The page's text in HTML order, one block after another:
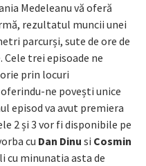
Medeleanu vă oferă
rezultatul muncii unei
parcurși, sute de ore de
trei episoade ne
prin locuri
ne povești unice
episod va avut premiera
2 și 3 vor fi disponibile pe
cu Dan Dinu si Cosmin
cu minunatia asta de